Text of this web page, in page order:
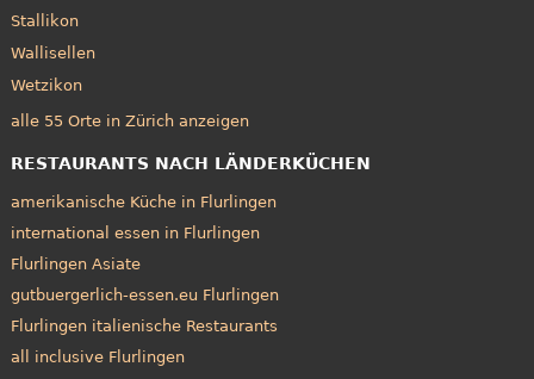
Stallikon
Wallisellen
Wetzikon
alle 55 Orte in Zürich anzeigen
RESTAURANTS NACH LÄNDERKÜCHEN
amerikanische Küche in Flurlingen
international essen in Flurlingen
Flurlingen Asiate
gutbuergerlich-essen.eu Flurlingen
Flurlingen italienische Restaurants
all inclusive Flurlingen